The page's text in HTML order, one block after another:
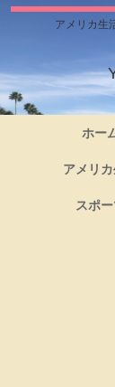
アメリカ生
ホー
アメリ
スポ